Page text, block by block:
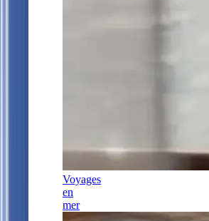
Voyages
en
mer